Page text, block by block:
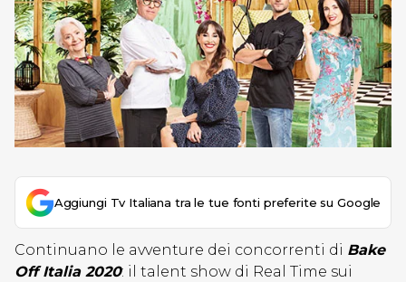
Aggiungi Tv Italiana tra le tue fonti preferite su Google
Continuano le avventure dei concorrenti di Bake
Off Italia 2020: il talent show di Real Time sui